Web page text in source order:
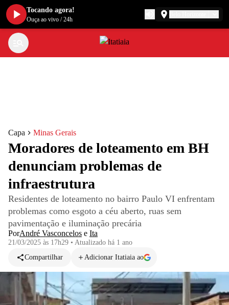
Capa Minas Gerais
Moradores de loteamento em BH
denunciam problemas de
infraestrutura
Residentes de loteamento no bairro Paulo VI enfrentam
problemas como esgoto a céu aberto, ruas sem
pavimentação e iluminação precária
PorAndré Vasconcelos e Ita
21/03/2025 às 17h29 • Atualizado há 1 ano
Compartilhar
Adicionar Itatiaia ao
Tocando agora!
Ouça ao vivo /24h